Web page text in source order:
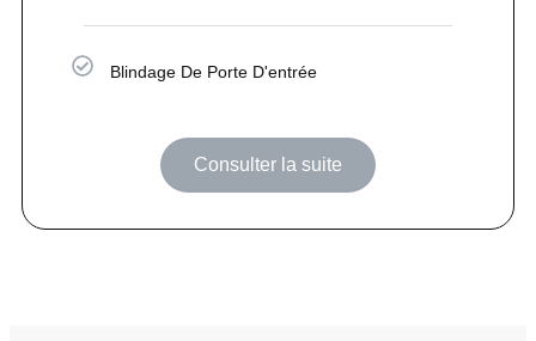
Blindage De Porte D'entrée
Consulter la suite